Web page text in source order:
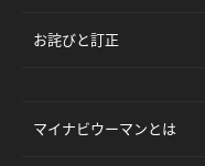
お詫びと訂正
マイナビウーマンとは